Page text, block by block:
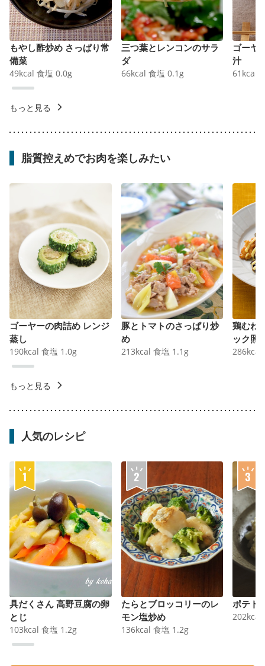
もやし酢炒め さっぱり常
備菜
49kcal 食塩 0.0g
三つ葉とレンコンのサラ
ダ
66kcal 食塩 0.1 g
ゴーヤ
汁
61 kcal
もっと見る
脂質控えめでお肉を楽しみたい
ゴーヤーの肉詰め レンジ
蒸し
190kcal 食塩 1.0g
豚とトマトのさっぱり炒
め
213kcal 食塩 1.1 g
鶏むね
ック照
286kcal
もっと見る
人気のレシピ
具だくさん 高野豆腐の卵
とじ
103kcal 食塩 1.2g
たらとブロッコリーのレ
モン塩炒め
136kcal 食塩 1.2g
ポテト
202kcal